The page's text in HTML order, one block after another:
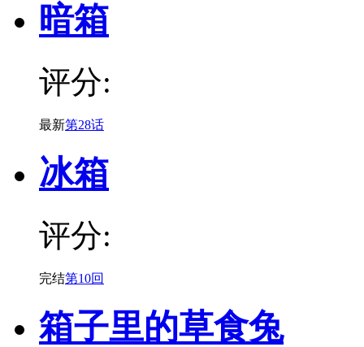
暗箱
评分:
最新第28话
冰箱
评分:
完结第10回
箱子里的草食兔